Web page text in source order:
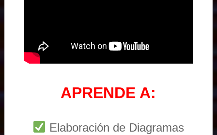
APRENDE A:
Elaboración de Diagramas